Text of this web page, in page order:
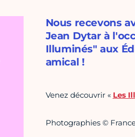
Nous recevons
Jean Dytar à
Illuminés" aux
amical !
Venez découvrir « Les
Photographies ©